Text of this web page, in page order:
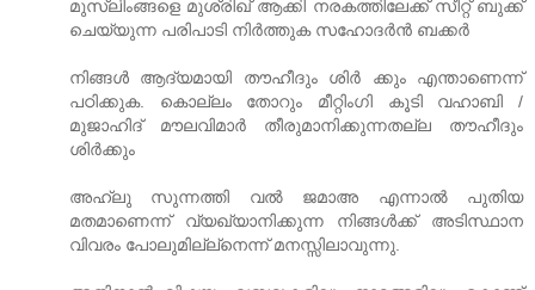
മുസ്ലിംങ്ങളെ മുശ്‌രിഖ്‌ ആക്കി നരകത്തിലേക്ക്‌ സീറ്റ്‌ ബുക്ക്‌
ചെയ്യുന്ന പരിപാടി നിര്‍ത്തുക സഹോദര്‍ന്‍ ബക്കര്‍
നിങ്ങള്‍ ആദ്യമായി തൗഹീദും ശിര്‍ ക്കും എന്താണെന്ന്
പഠിക്കുക. കൊല്ലം തോറും മീറ്റിംഗി കൂടി വഹാബി /
മുജാഹിദ്‌ മൗലവിമാര്‍ തീരുമാനിക്കുന്നതല്ല തൗഹീദും
ശിര്‍ക്കും
അഹ്‌ലു സുന്നത്തി വല്‍ ജമാഅ എന്നാല്‍ പുതിയ
മതമാണെന്ന് വ്യഖ്യാനിക്കുന്ന നിങ്ങള്‍ക്ക്‌ അടിസ്ഥാന
വിവരം പോലുമില്ല്നെന്ന് മനസ്സിലാവുന്നു.